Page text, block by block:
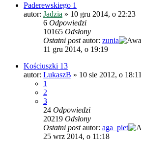
Paderewskiego 1
autor: Jadzia » 10 gru 2014, o 22:23
6 Odpowiedzi
10165 Odsłony
Ostatni postautor: zunia
11 gru 2014, o 19:19
Kościuszki 13
autor: LukaszB » 10 sie 2012, o 18:11
1
2
3
24 Odpowiedzi
20219 Odsłony
Ostatni postautor: aga_piet
25 wrz 2014, o 11:18